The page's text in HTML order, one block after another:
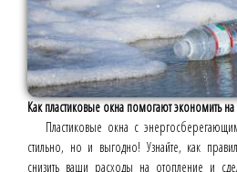
Как пластиковые окна помогают экономить
Пластиковые окна с
стильно, но и выгодно! Узнайте, как
снизить ваши расходы на отопление и